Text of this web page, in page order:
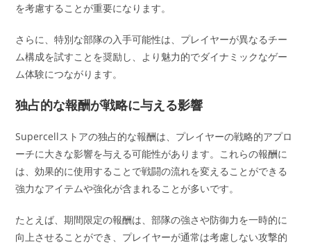
を考慮することが重要になります。
さらに、特別な部隊の入手可能性は、プレイヤーが異なるチー
ム構成を試すことを奨励し、より魅力的でダイナミックなゲー
ム体験につながります。
独占的な報酬が戦略に与える影響
Supercellストアの独占的な報酬は、プレイヤーの戦略的アプロ
ーチに大きな影響を与える可能性があります。これらの報酬に
は、効果的に使用することで戦闘の流れを変えることができる
強力なアイテムや強化が含まれることが多いです。
たとえば、期間限定の報酬は、部隊の強さや防御力を一時的に
向上させることができ、プレイヤーが通常は考慮しない攻撃的